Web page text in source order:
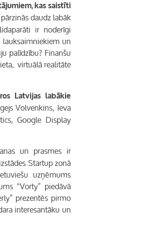
kas saistīti
daudz labāk
ir noderīgi
un
palīdzību? Finanšu
virtuālā realitāte
Latvijas labākie
Volvenkins, Ieva
Google Display
un prasmes ir
Startupzonā
uzņēmums
"Vorty” piedāvā
­prezentēs pirmo
interesantāku un